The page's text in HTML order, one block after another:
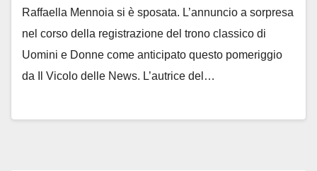
Raffaella Mennoia si è sposata. L’annuncio a sorpresa
nel corso della registrazione del trono classico di
Uomini e Donne come anticipato questo pomeriggio
da Il Vicolo delle News. L’autrice del…